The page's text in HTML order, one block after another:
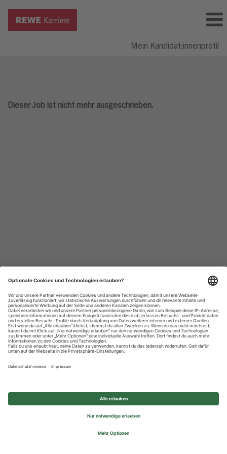
Mein Kandidat:innenprofil
Dieser Job ist nicht mehr ausgeschrieben.
Datenschutzhinweise
Impressum
Privatsphäre-Einstellungen
© 2026 REWE Group - All rights reserved